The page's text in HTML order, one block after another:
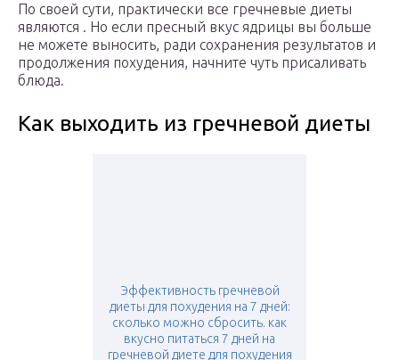
По своей сути, практически все гречневые диеты
являются . Но если пресный вкус ядрицы вы больше
не можете выносить, ради сохранения результатов и
продолжения похудения, начните чуть присаливать
блюда.
Как выходить из гречневой диеты
Эффективность гречневой
диеты для похудения на 7 дней:
сколько можно сбросить. как
вкусно питаться 7 дней на
гречневой диете для похудения